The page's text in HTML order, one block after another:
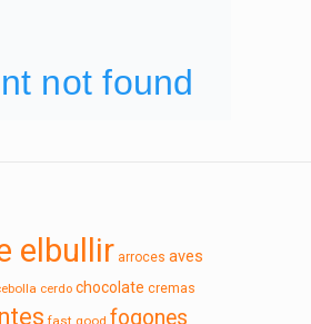
elbullir arroces aves
cerdo chocolate cremas
fast good fogones